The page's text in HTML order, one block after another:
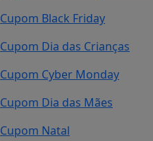
Cupom Black Friday
Cupom Dia das Crianças
Cupom Cyber Monday
Cupom Dia das Mães
Cupom Natal